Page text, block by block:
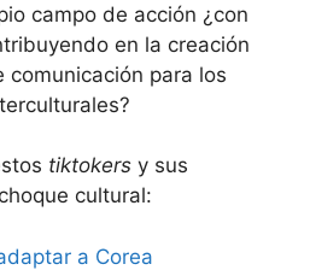
campo de acción ¿con
en la creación
comunicación para los
tiktokers y sus
cultural:
a Corea